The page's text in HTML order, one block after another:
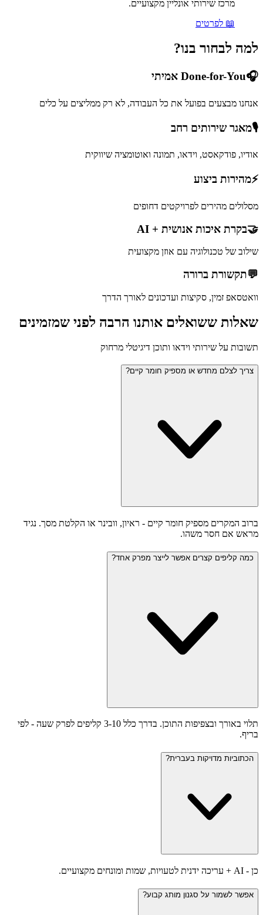
מרכז שירותי אונליין מקצועיים.
📖 לפרטים
למה לבחור בנו?
🎧Done-for-You אמיתי
אנחנו מבצעים בפועל את כל העבודה, לא רק ממליצים על כלים
🎙️מאגר שירותים רחב
אודיו, פודקאסט, וידאו, תמונה ואוטומציה שיווקית
⚡מהירות ביצוע
מסלולים מהירים לפרויקטים דחופים
🤝בקרת איכות אנושית + AI
שילוב של טכנולוגיה עם אוזן מקצועית
💬תקשורת ברורה
וואטסאפ זמין, סקיצות ועדכונים לאורך הדרך
שאלות ששואלים אותנו הרבה לפני שמזמינים
תשובות על שירותי וידאו ותוכן דיגיטלי מרחוק
צריך לצלם מחדש או מספיק חומר קיים?
ברוב המקרים מספיק חומר קיים - ראיון, וובינר או הקלטת מסך. נגיד
מראש אם חסר משהו.
כמה קליפים קצרים אפשר לייצר מפרק אחד?
תלוי באורך ובצפיפות התוכן. בדרך כלל 3-10 קליפים לפרק שעה - לפי
בריף.
הכתוביות מדויקות בעברית?
כן - AI + עריכה ידנית לטעויות, שמות ומונחים מקצועיים.
אפשר לשמור על סגנון מותג קבוע?